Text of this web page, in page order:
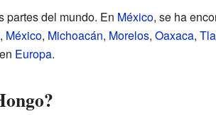
partes del mundo. En México, se ha
, México, Michoacán, Morelos, Oaxaca,
Europa.